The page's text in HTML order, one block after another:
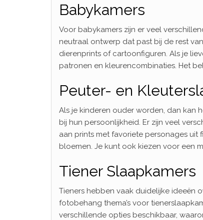
Babykamers
Voor babykamers zijn er veel
neutraal ontwerp dat past bij de rest
dierenprints of cartoonfiguren. Als je
patronen en kleurencombinaties. Het
Peuter- en
Als je kinderen ouder worden, dan kan
bij hun persoonlijkheid. Er zijn veel
aan prints met favoriete personages uit
bloemen. Je kunt ook kiezen voor een
Tiener Slaapkamers
Tieners hebben vaak duidelijke ideeën
fotobehang thema’s voor
verschillende opties beschikbaar,